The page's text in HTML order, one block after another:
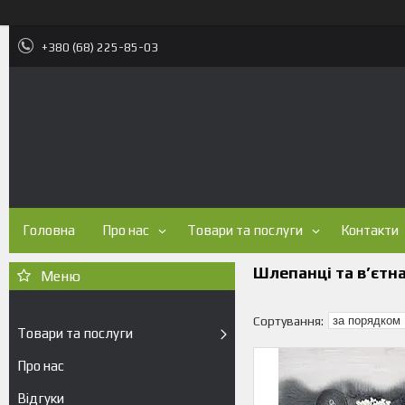
+380 (68) 225-85-03
Головна Про нас Товари та послуги Контакти
Товари та послуги
Про нас
Відгуки
Шлепанці та